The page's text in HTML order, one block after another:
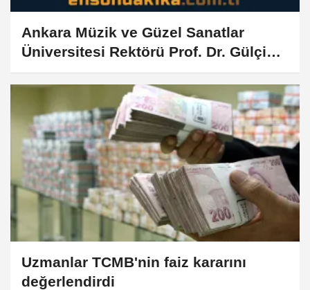
Ankara Müzik ve Güzel Sanatlar
Üniversitesi Rektörü Prof. Dr. Gülçin
Yahya Kaçar görevine başladı:
Uzmanlar TCMB'nin faiz kararını
değerlendirdi